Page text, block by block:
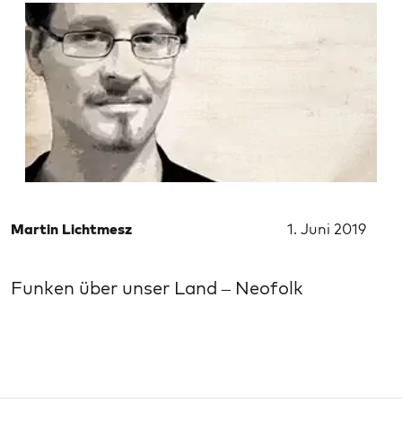
Martin Lichtmesz 1. Juni 2019
Funken über unser Land – Neofolk